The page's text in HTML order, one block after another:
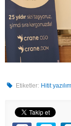
Etiketler: Hitit yazılım